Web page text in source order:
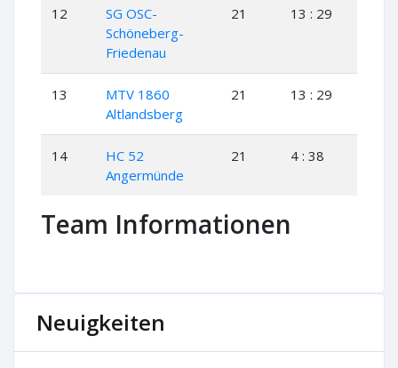
12
SG OSC-
Schöneberg-
Friedenau
21 13 : 29
13
MTV 1860
Altlandsberg
21 13 : 29
14
HC 52
Angermünde
21 4 : 38
Team Informationen
Neuigkeiten